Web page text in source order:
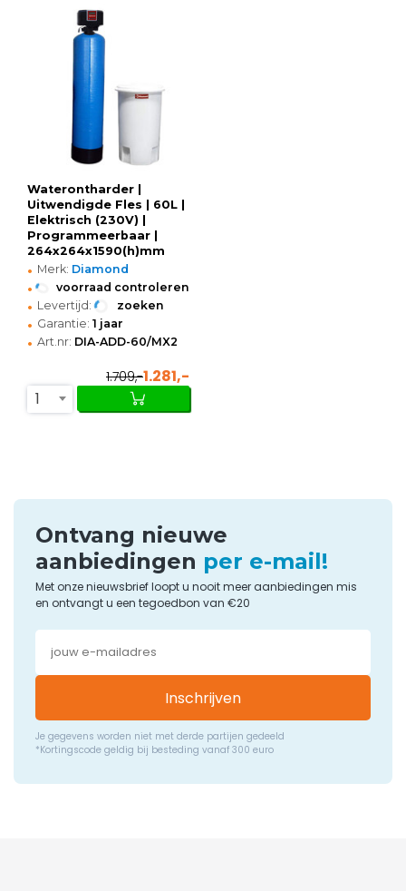
Waterontharder |
Uitwendigde Fles | 60L |
Elektrisch (230V) |
Programmeerbaar |
264x264x1590(h)mm
• Merk: Diamond
• voorraad controleren
• Levertijd: zoeken
• Garantie: 1 jaar
• Art.nr: DIA-ADD-60/MX2
1.709,-1.281,-
1
Ontvang nieuwe
aanbiedingen per e-mail!
Met onze nieuwsbrief loopt u nooit meer aanbiedingen mis
en ontvangt u een tegoedbon van €20
Inschrijven
Je gegevens worden niet met derde partijen gedeeld
*Kortingscode geldig bij besteding vanaf 300 euro